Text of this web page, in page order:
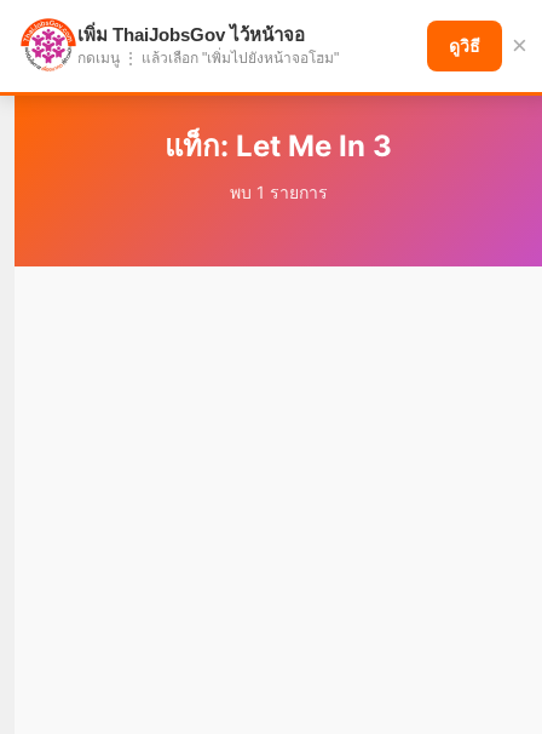
แบ่งปันโอกาส เพื่ออนาคตที่ก้าวหน้า
แท็ก: Let Me In 3
พบ 1 รายการ
เพิ่ม ThaiJobsGov ไว้หน้าจอ
กดเมนู ⋮ แล้วเลือก "เพิ่มไปยังหน้าจอโฮม"
ดูวิธี ×